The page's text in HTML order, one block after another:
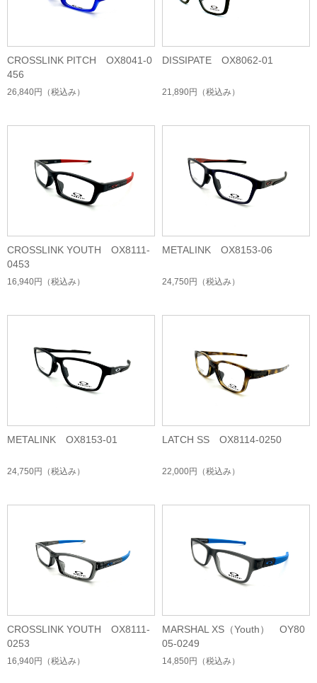
CROSSLINK PITCH OX8041-0
456
26,840円 （税込み）
DISSIPATE OX8062-01
21,890円 （税込み）
CROSSLINK YOUTH OX8111-
0453
16,940円 （税込み）
METALINK OX8153-06
24,750円 （税込み）
METALINK OX8153-01
24,750円 （税込み）
LATCH SS OX8114-0250
22,000円 （税込み）
CROSSLINK YOUTH OX8111-
0253
16,940円 （税込み）
MARSHAL XS（Youth） OY80
05-0249
14,850円 （税込み）